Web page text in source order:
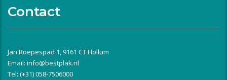
Contact
Jan Roepespad 1, 9161 CT Hollum
Email: info@bestplak.nl
Tel: (+31) 058-7506000